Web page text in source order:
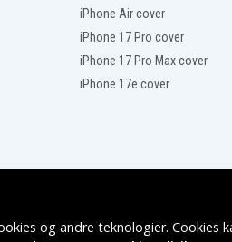
iPhone Air cover
iPhone 17 Pro cover
iPhone 17 Pro Max cover
iPhone 17e cover
og andre teknologier. Cookies